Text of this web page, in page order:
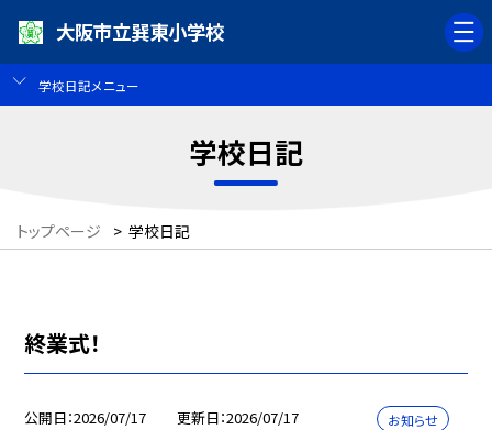
大阪市立巽東小学校
学校日記メニュー
学校日記
トップページ > 学校日記
終業式！
公開日 2026/07/17 更新日 2026/07/17 お知らせ